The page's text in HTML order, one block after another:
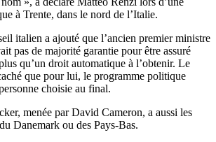
à Trente, dans le nord de l’Italie.
italien a ajouté que l’ancien premier ministre
pas de majorité garantie pour être assuré
qu’un droit automatique à l’obtenir. Le
que pour lui, le programme politique
choisie au final.
menée par David Cameron, a aussi les
Danemark ou des Pays-Bas.